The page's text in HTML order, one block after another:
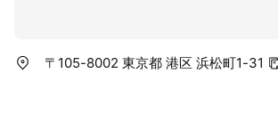
〒105-8002 東京都 港区 浜松町1-31